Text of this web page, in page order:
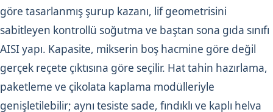
göre tasarlanmış şurup kazanı, lif geometrisini
sabitleyen kontrollü soğutma ve baştan sona gıda sınıfı
AISI yapı. Kapasite, mikserin boş hacmine göre değil
gerçek reçete çıktısına göre seçilir. Hat tahin hazırlama,
paketleme ve çikolata kaplama modülleriyle
genişletilebilir; aynı tesiste sade, fındıklı ve kaplı helva